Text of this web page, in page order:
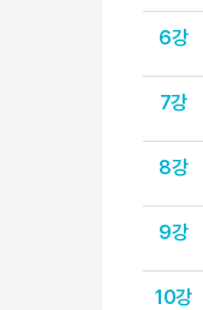
6강
7강
8강
9강
10강